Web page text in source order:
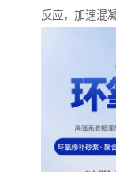
反应，加速混